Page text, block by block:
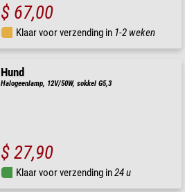
$ 67,00
Klaar voor verzending in 1-2 weken
Hund
Halogeenlamp, 12V/50W, sokkel G5,3
$ 27,90
Klaar voor verzending in24 u